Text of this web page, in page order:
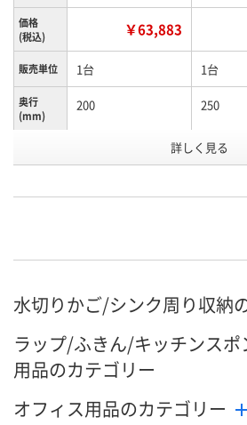
価格
(税込)
￥63,883
販売単位 1台 1台
奥行
(mm)
200 250
RU60163
カゴへ
詳しく見る
水切りかご/シンク周り収納
ラップ/ふきん/キッチンス
用品のカテゴリー
オフィス用品のカテゴリー